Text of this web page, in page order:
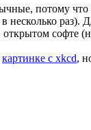
потому
софте
картинке с xkcd,